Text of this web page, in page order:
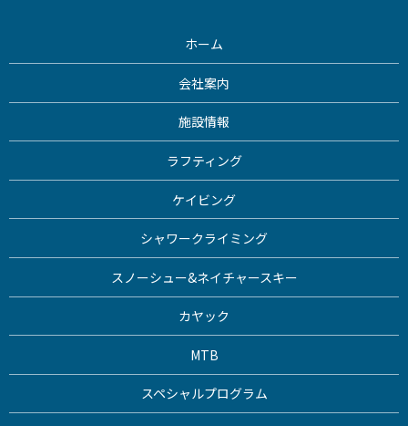
ホーム
会社案内
施設情報
ラフティング
ケイビング
シャワークライミング
スノーシュー&ネイチャースキー
カヤック
MTB
スペシャルプログラム